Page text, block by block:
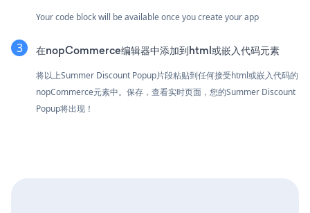
Your code block will be available once you create your app
在nopCommerce编辑器中添加到html或嵌入代码元素
将以上Summer Discount Popup片段粘贴到任何接受html或嵌入代码的
nopCommerce元素中。保存，查看实时页面，您的Summer Discount
Popup将出现！